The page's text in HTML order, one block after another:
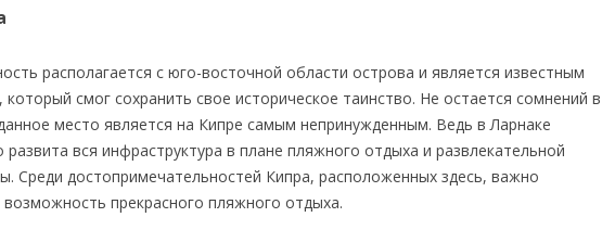
располагается с юго-восточной области острова и является известным
который смог сохранить свое историческое таинство. Не остается сомнений в
место является на Кипре самым непринужденным. Ведь в Ларнаке
развита вся инфраструктура в плане пляжного отдыха и развлекательной
Среди достопримечательностей Кипра, расположенных здесь, важно
прекрасного пляжного отдыха.